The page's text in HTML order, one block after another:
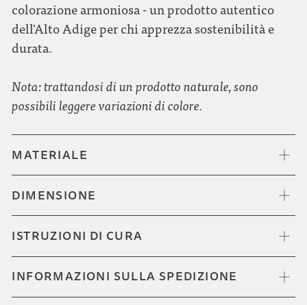
colorazione armoniosa - un prodotto autentico
dell'Alto Adige per chi apprezza sostenibilità e
durata.
Nota: trattandosi di un prodotto naturale, sono
possibili leggere variazioni di colore.
MATERIALE
DIMENSIONE
ISTRUZIONI DI CURA
INFORMAZIONI SULLA SPEDIZIONE